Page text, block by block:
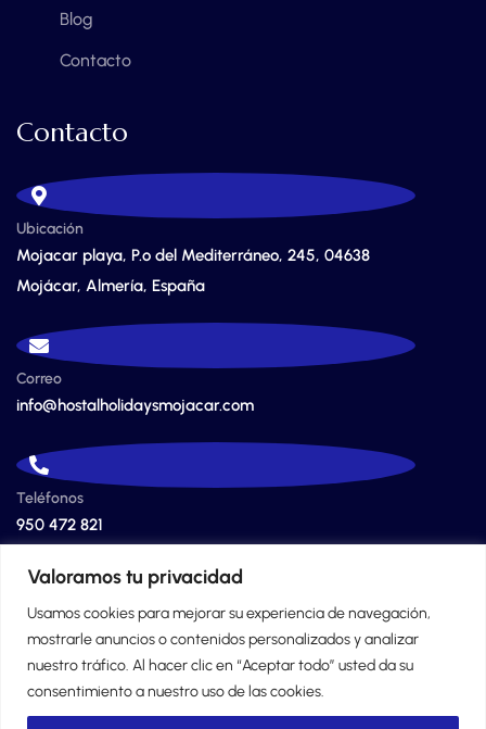
Valoramos tu privacidad
Usamos cookies para mejorar su experiencia de navegación,
mostrarle anuncios o contenidos personalizados y analizar
nuestro tráfico. Al hacer clic en “Aceptar todo” usted da su
consentimiento a nuestro uso de las cookies.
Blog
Contacto
Contacto
Ubicación
Mojacar playa, P.º del Mediterráneo, 245, 04638
Mojácar, Almería, España
Correo
info@hostalholidaysmojacar.com
Teléfonos
950 472 821
© 2024 Copyrights. Pensión Holidays Mojacar.Aviso Legal